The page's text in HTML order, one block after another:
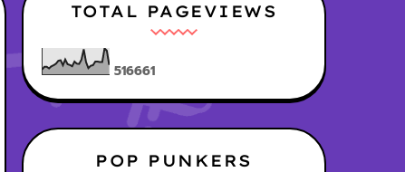
TOTAL PAGEVIEWS
516661
POP PUNKERS